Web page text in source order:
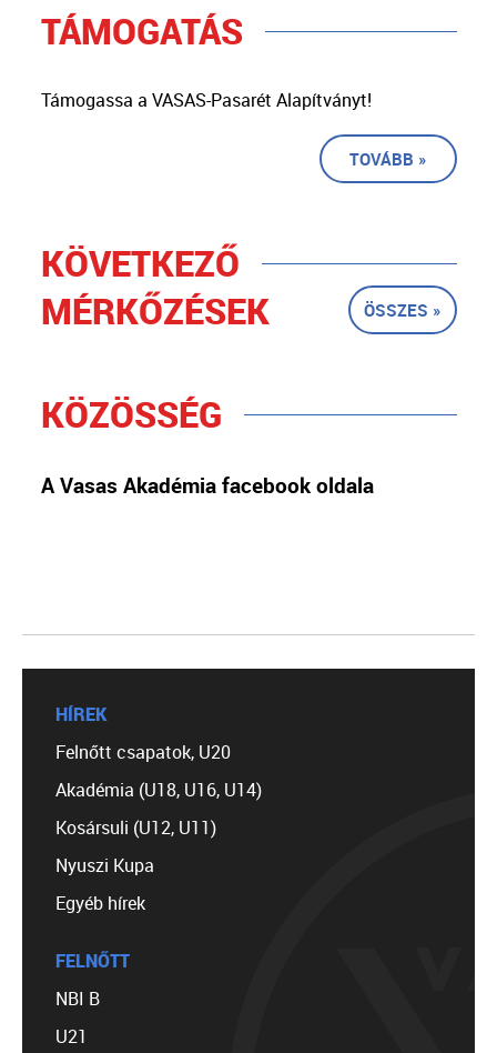
TÁMOGATÁS
Támogassa a VASAS-Pasarét Alapítványt!
TOVÁBB »
KÖVETKEZŐ
MÉRKŐZÉSEK
ÖSSZES »
KÖZÖSSÉG
A Vasas Akadémia facebook oldala
HÍREK
Felnőtt csapatok, U20
Akadémia (U18, U16, U14)
Kosársuli (U12, U11)
Nyuszi Kupa
Egyéb hírek
FELNŐTT
NBI B
U21